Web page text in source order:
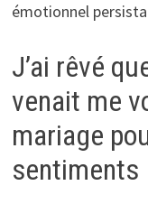
émotionnel
J’ai rêvé
venait me
mariage
sentiments